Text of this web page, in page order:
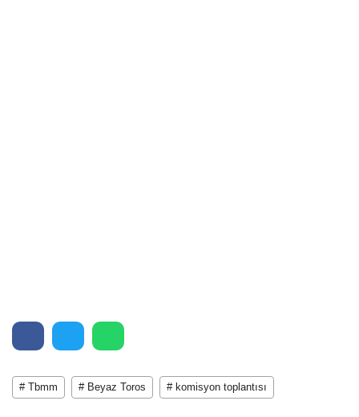
# Tbmm # Beyaz Toros # komisyon toplantısı